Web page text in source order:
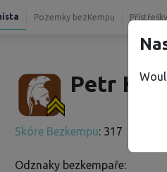
Pozemky bezKempu
Petr K.
Skóre Bezkempu: 317
Odznaky bezkempaře: